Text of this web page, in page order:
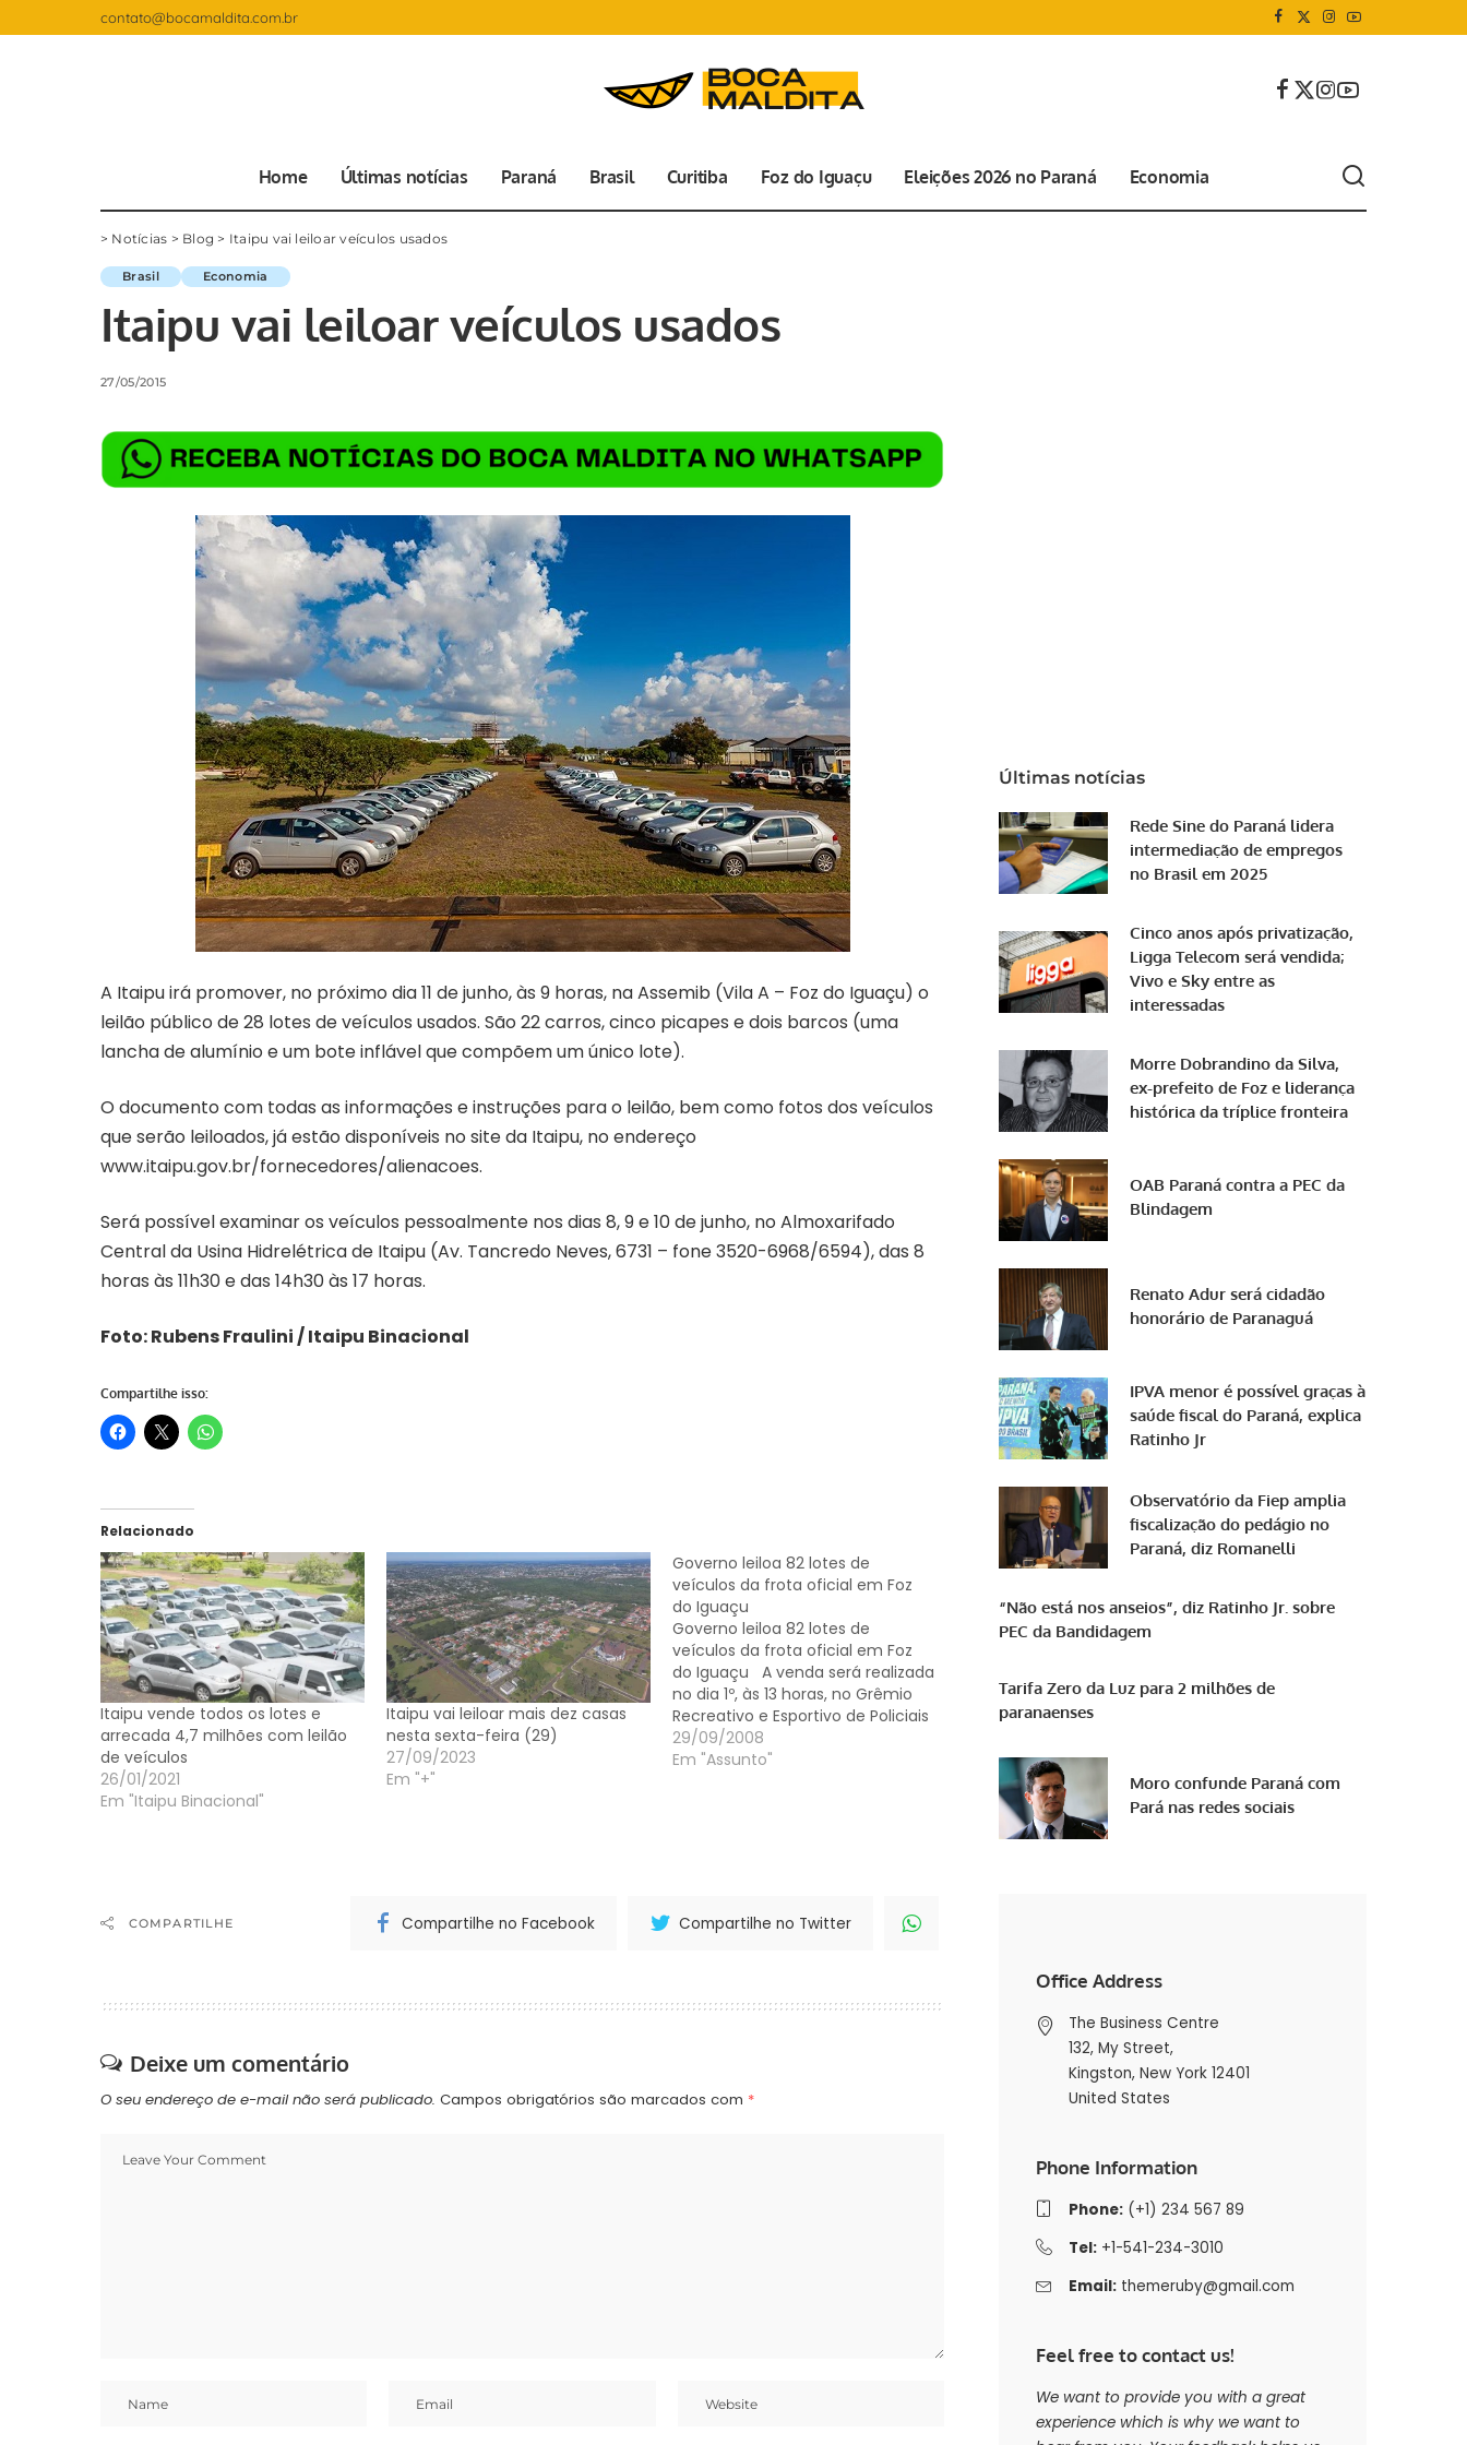
contato@bocamaldita.com.br
Home Últimas notícias Paraná Brasil Curitiba Foz do Iguaçu Eleições 2026 no Paraná Economia
> Notícias > Blog > Itaipu vai leiloar veículos usados
Brasil Economia
Itaipu vai leiloar veículos usados
27/05/2015
A Itaipu irá promover, no próximo dia 11 de junho, às 9 horas, na Assemib (Vila A – Foz do Iguaçu) o
leilão público de 28 lotes de veículos usados. São 22 carros, cinco picapes e dois barcos (uma
lancha de alumínio e um bote inflável que compõem um único lote).
O documento com todas as informações e instruções para o leilão, bem como fotos dos veículos
que serão leiloados, já estão disponíveis no site da Itaipu, no endereço
www.itaipu.gov.br/fornecedores/alienacoes.
Será possível examinar os veículos pessoalmente nos dias 8, 9 e 10 de junho, no Almoxarifado
Central da Usina Hidrelétrica de Itaipu (Av. Tancredo Neves, 6731 – fone 3520-6968/6594), das 8
horas às 11h30 e das 14h30 às 17 horas.
Foto: Rubens Fraulini / Itaipu Binacional
Compartilhe isso:
Relacionado
Itaipu vende todos os lotes e
arrecada 4,7 milhões com leilão
de veículos
26/01/2021
Em "Itaipu Binacional"
Itaipu vai leiloar mais dez casas
nesta sexta-feira (29)
27/09/2023
Em "+"
Governo leiloa 82 lotes de
veículos da frota oficial em Foz
do Iguaçu
Governo leiloa 82 lotes de
veículos da frota oficial em Foz
do Iguaçu A venda será realizada
no dia 1º, às 13 horas, no Grêmio
Recreativo e Esportivo de Policiais
Militares O Governo do Paraná
realiza em Foz do Iguaçu, na
29/09/2008
Em "Assunto"
COMPARTILHE Compartilhe no Facebook Compartilhe no Twitter
Deixe um comentário
O seu endereço de e-mail não será publicado. Campos obrigatórios são marcados com *
Últimas notícias
Rede Sine do Paraná lidera
intermediação de empregos
no Brasil em 2025
Cinco anos após privatização,
Ligga Telecom será vendida;
Vivo e Sky entre as
interessadas
Morre Dobrandino da Silva,
ex-prefeito de Foz e liderança
histórica da tríplice fronteira
OAB Paraná contra a PEC da
Blindagem
Renato Adur será cidadão
honorário de Paranaguá
IPVA menor é possível graças à
saúde fiscal do Paraná, explica
Ratinho Jr
Observatório da Fiep amplia
fiscalização do pedágio no
Paraná, diz Romanelli
“Não está nos anseios”, diz Ratinho Jr. sobre
PEC da Bandidagem
Tarifa Zero da Luz para 2 milhões de
paranaenses
Moro confunde Paraná com
Pará nas redes sociais
Office Address
The Business Centre
132, My Street,
Kingston, New York 12401
United States
Phone Information
Phone:(+1) 234 567 89
Tel:+1-541-234-3010
Email: themeruby@gmail.com
Feel free to contact us!
We want to provide you with a great
experience which is why we want to